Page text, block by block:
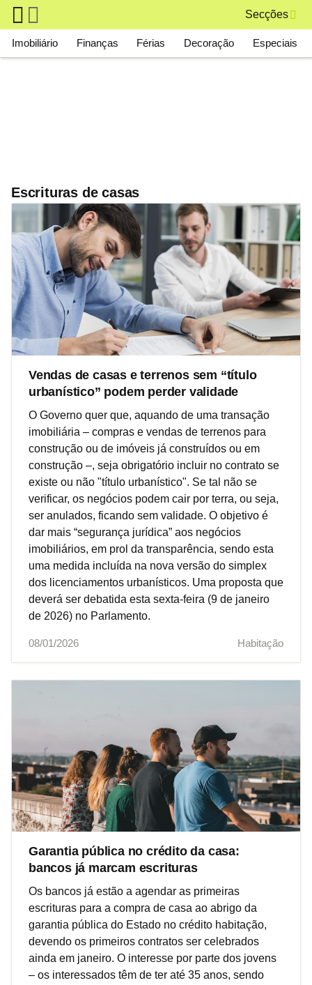
Skip to main content
Secções
Main navigation
Imobiliário Finanças Férias Decoração Especiais
Escrituras de casas
Vendas de casas e terrenos sem “título
urbanístico” podem perder validade
O Governo quer que, aquando de uma transação
imobiliária – compras e vendas de terrenos para
construção ou de imóveis já construídos ou em
construção –, seja obrigatório incluir no contrato se
existe ou não "título urbanístico". Se tal não se
verificar, os negócios podem cair por terra, ou seja,
ser anulados, ficando sem validade. O objetivo é
dar mais “segurança jurídica” aos negócios
imobiliários, em prol da transparência, sendo esta
uma medida incluída na nova versão do simplex
dos licenciamentos urbanísticos. Uma proposta que
deverá ser debatida esta sexta-feira (9 de janeiro
de 2026) no Parlamento.
08/01/2026 Habitação
Garantia pública no crédito da casa:
bancos já marcam escrituras
Os bancos já estão a agendar as primeiras
escrituras para a compra de casa ao abrigo da
garantia pública do Estado no crédito habitação,
devendo os primeiros contratos ser celebrados
ainda em janeiro. O interesse por parte dos jovens
– os interessados têm de ter até 35 anos, sendo